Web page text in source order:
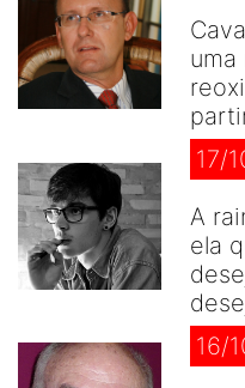
17/
A
ela
16/